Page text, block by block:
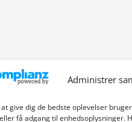
Administrer
at give dig de bedste oplevelser
få adgang til enhedsoplysninger.